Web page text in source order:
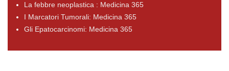
La febbre neoplastica : Medicina 365
I Marcatori Tumorali: Medicina 365
Gli Epatocarcinomi: Medicina 365